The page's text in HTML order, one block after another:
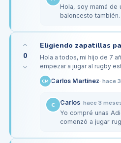
Hola, soy mamá de
baloncesto
que ofrecen buen
0
Hola a todos, mi hijo de 7
empezar a jugar al rugby
poco qué tipo de zapatillas
él. Hasta ahora…
CM Carlos Martínez· hace
C Carlos· hace 3
Yo compré unas
comenzó a jugar
el césped.